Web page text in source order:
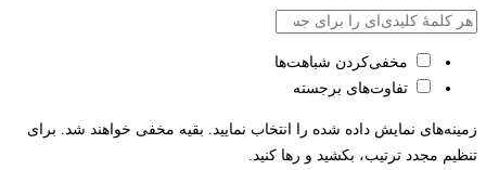
مخفی‌کردن شباهت‌ها
تفاوت‌های برجسته
زمینه‌های نمایش داده شده را انتخاب نمایید. بقیه مخفی خواهند شد. برای
تنظیم مجدد ترتیب، بکشید و رها کنید.